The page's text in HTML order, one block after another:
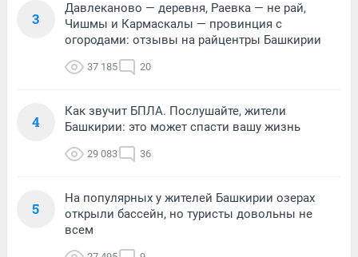
3
Давлеканово — деревня, Раевка — не рай,
Чишмы и Кармаскалы — провинция с
огородами: отзывы на райцентры Башкирии
37 185 20
4
Как звучит БПЛА. Послушайте, жители
Башкирии: это может спасти вашу жизнь
29 083 36
5
На популярных у жителей Башкирии озерах
открыли бассейн, но туристы довольны не
всем